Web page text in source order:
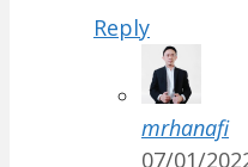
Reply
mrhanafi
07/01/